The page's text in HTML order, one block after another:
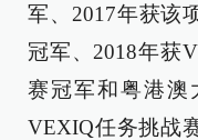
军、2017年获该
冠军、2018年获
赛冠军和粤港澳
VEXIQ任务挑战